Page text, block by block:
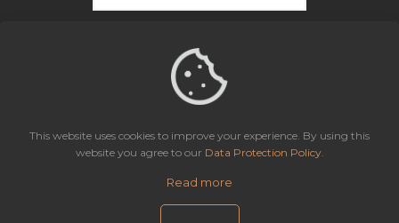
This website uses cookies to improve your experience. By using this
website you agree to our Data Protection Policy.
Read more